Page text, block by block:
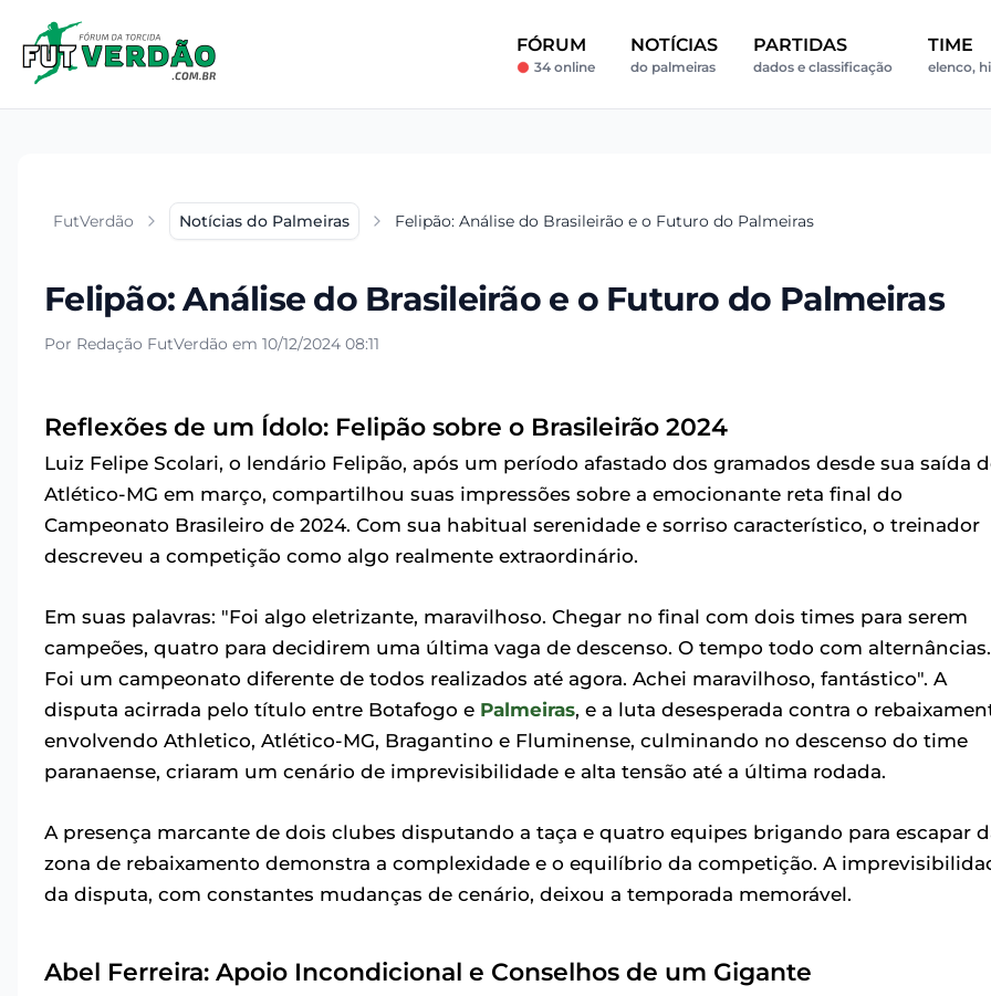
FÓRUM
34 online
NOTÍCIAS
do palmeiras
PARTIDAS
dados e classificação
TIME
elenco,
FutVerdão Notícias do Palmeiras Felipão: Análise do Brasileirão e o Futuro do Palmeiras
Felipão: Análise do Brasileirão e o Futuro do Palmeiras
Por Redação FutVerdão em 10/12/2024 08:11
Reflexões de um Ídolo: Felipão sobre o Brasileirão 2024
Luiz Felipe Scolari, o lendário Felipão, após um período afastado dos gramados desde sua saída
Atlético-MG em março, compartilhou suas impressões sobre a emocionante reta final do
Campeonato Brasileiro de 2024. Com sua habitual serenidade e sorriso característico, o treinador
descreveu a competição como algo realmente extraordinário.
Em suas palavras: "Foi algo eletrizante, maravilhoso. Chegar no final com dois times para serem
campeões, quatro para decidirem uma última vaga de descenso. O tempo todo com alternâncias.
Foi um campeonato diferente de todos realizados até agora. Achei maravilhoso, fantástico". A
disputa acirrada pelo título entre Botafogo e Palmeiras, e a luta desesperada contra o
envolvendo Athletico, Atlético-MG, Bragantino e Fluminense, culminando no descenso do time
paranaense, criaram um cenário de imprevisibilidade e alta tensão até a última rodada.
A presença marcante de dois clubes disputando a taça e quatro equipes brigando para escapar
zona de rebaixamento demonstra a complexidade e o equilíbrio da competição. A
da disputa, com constantes mudanças de cenário, deixou a temporada memorável.
Abel Ferreira: Apoio Incondicional e Conselhos de um Gigante